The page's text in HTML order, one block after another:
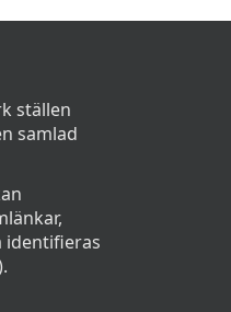
ställen
samlad
identifieras